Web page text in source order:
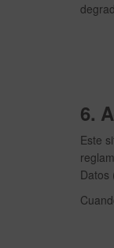
6.
Este
Datos